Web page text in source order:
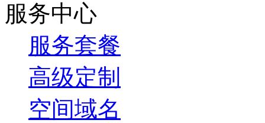
服务中心
服务套餐
高级定制
空间域名